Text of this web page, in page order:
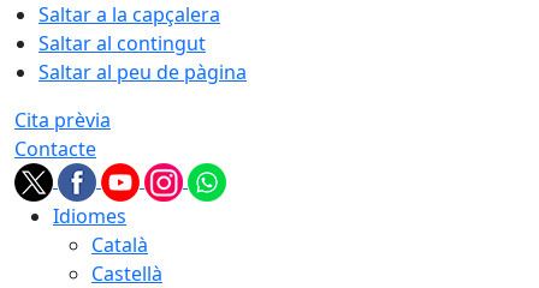
Saltar a la capçalera
Saltar al contingut
Saltar al peu de pàgina
Cita prèvia
Contacte
Idiomes
Català
Castellà